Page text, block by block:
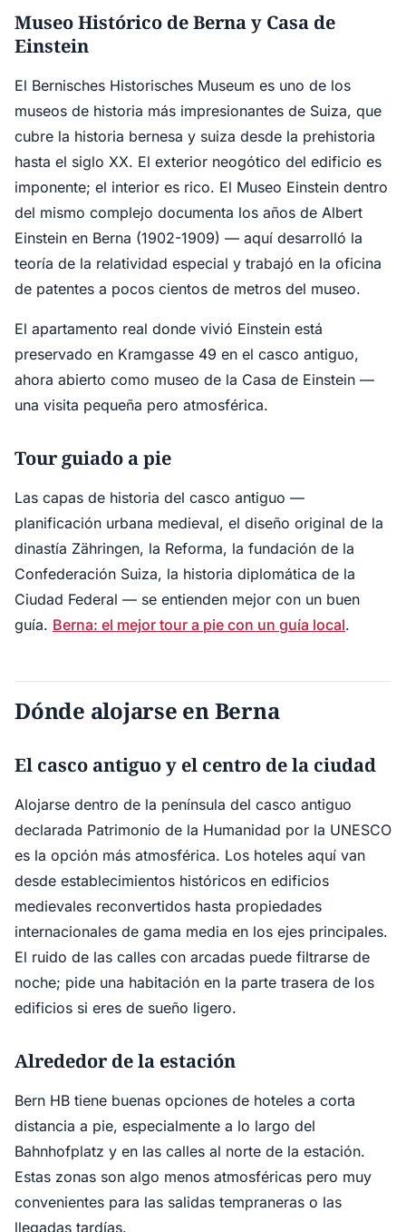
Museo Histórico de Berna y Casa de
Einstein
El Bernisches Historisches Museum es uno de los
museos de historia más impresionantes de Suiza, que
cubre la historia bernesa y suiza desde la prehistoria
hasta el siglo XX. El exterior neogótico del edificio es
imponente; el interior es rico. El Museo Einstein dentro
del mismo complejo documenta los años de Albert
Einstein en Berna (1902-1909) — aquí desarrolló la
teoría de la relatividad especial y trabajó en la oficina
de patentes a pocos cientos de metros del museo.
El apartamento real donde vivió Einstein está
preservado en Kramgasse 49 en el casco antiguo,
ahora abierto como museo de la Casa de Einstein —
una visita pequeña pero atmosférica.
Tour guiado a pie
Las capas de historia del casco antiguo —
planificación urbana medieval, el diseño original de la
dinastía Zähringen, la Reforma, la fundación de la
Confederación Suiza, la historia diplomática de la
Ciudad Federal — se entienden mejor con un buen
guía. Berna: el mejor tour a pie con un guía local.
Dónde alojarse en Berna
El casco antiguo y el centro de la ciudad
Alojarse dentro de la península del casco antiguo
declarada Patrimonio de la Humanidad por la UNESCO
es la opción más atmosférica. Los hoteles aquí van
desde establecimientos históricos en edificios
medievales reconvertidos hasta propiedades
internacionales de gama media en los ejes principales.
El ruido de las calles con arcadas puede filtrarse de
noche; pide una habitación en la parte trasera de los
edificios si eres de sueño ligero.
Alrededor de la estación
Bern HB tiene buenas opciones de hoteles a corta
distancia a pie, especialmente a lo largo del
Bahnhofplatz y en las calles al norte de la estación.
Estas zonas son algo menos atmosféricas pero muy
convenientes para las salidas tempraneras o las
llegadas tardías.